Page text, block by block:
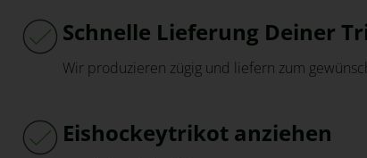
Schnelle Lieferung Deiner
Wir produzieren zügig und liefern zum
Eishockeytrikot anziehen